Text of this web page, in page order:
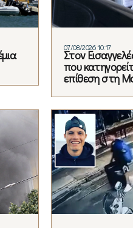
07/08/2026 10:17
Στον
που
επίθεση στη